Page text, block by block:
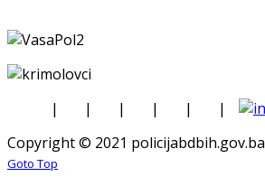
| | | | |
|
Copyright © 2021 policijabdbih.gov.ba
Goto Top